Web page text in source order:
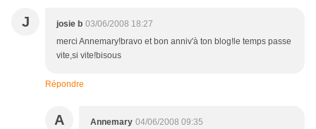
J josie b 03/06/2008 18:27
merci Annemary!bravo et bon anniv'à ton blog!le temps passe
vite,si vite!bisous
Répondre
A Annemary 04/06/2008 09:35